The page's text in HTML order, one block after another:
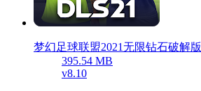
梦幻足球联盟2021无限钻石破解版
395.54 MB
v8.10